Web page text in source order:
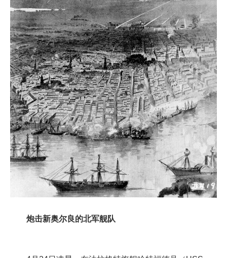
炮击新奥尔良的北军舰队